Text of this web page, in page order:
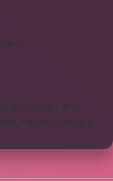
Bırak
nttgame Sitemap